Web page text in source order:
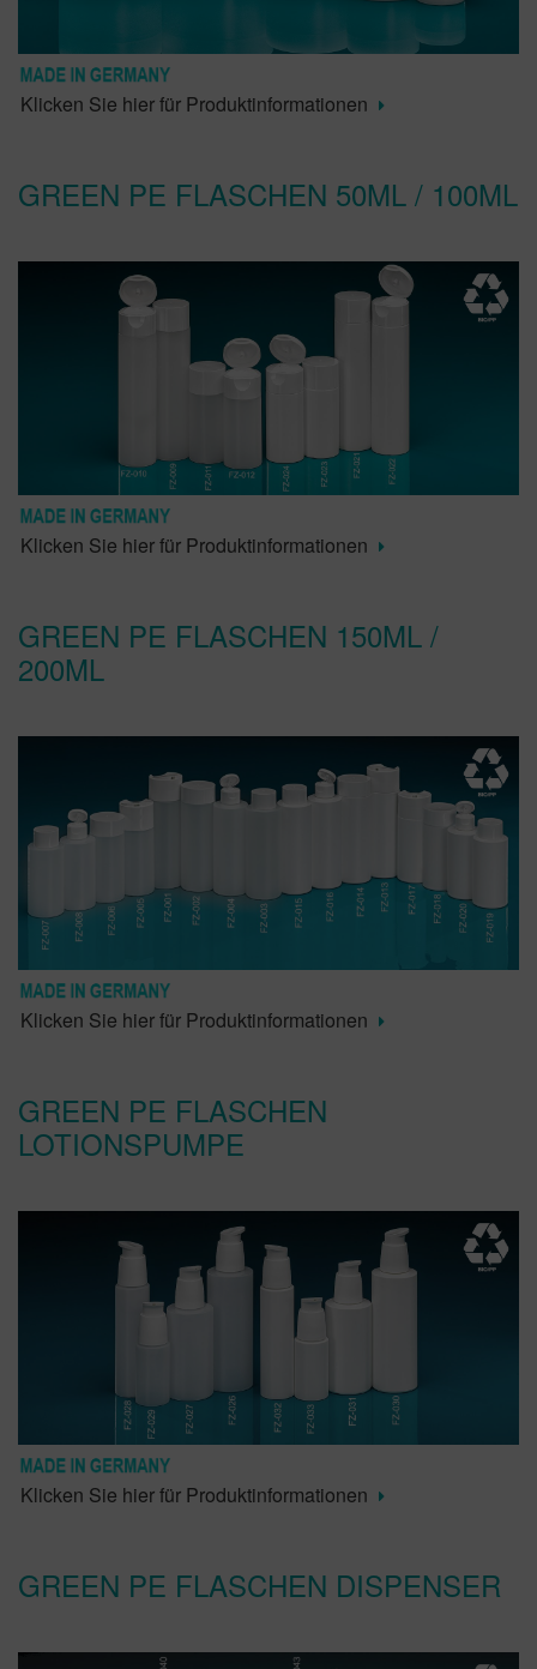
Klicken Sie hier für Produktinformationen
GREEN PE FLASCHEN 50ML / 100ML
Klicken Sie hier für Produktinformationen
GREEN PE FLASCHEN 150ML /
200ML
Klicken Sie hier für Produktinformationen
GREEN PE FLASCHEN
LOTIONSPUMPE
Klicken Sie hier für Produktinformationen
GREEN PE FLASCHEN DISPENSER